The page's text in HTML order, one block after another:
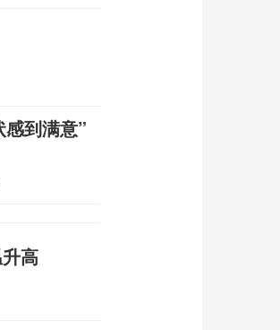
到满意”
高